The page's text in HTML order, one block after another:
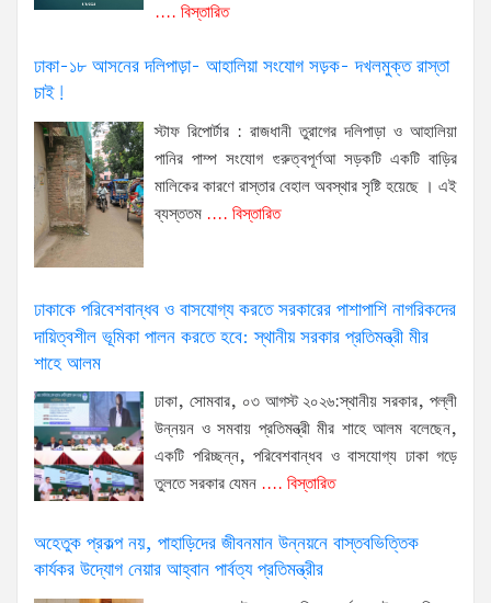
.... বিস্তারিত
ঢাকা-১৮ আসনের দলিপাড়া- আহালিয়া সংযোগ সড়ক- দখলমুক্ত রাস্তা
চাই!
স্টাফ রিপোর্টার : রাজধানী তুরাগের দলিপাড়া ও আহালিয়া
পানির পাম্প সংযোগ গুরুত্বপূর্ণআ সড়কটি একটি বাড়ির
মালিকের কারণে রাস্তার বেহাল অবস্থার সৃষ্টি হয়েছে । এই
ব্যস্ততম .... বিস্তারিত
ঢাকাকে পরিবেশবান্ধব ও বাসযোগ্য করতে সরকারের পাশাপাশি নাগরিকদের
দায়িত্বশীল ভূমিকা পালন করতে হবে: স্থানীয় সরকার প্রতিমন্ত্রী মীর
শাহে আলম
ঢাকা, সোমবার, ০৩ আগস্ট ২০২৬:স্থানীয় সরকার, পল্লী
উন্নয়ন ও সমবায় প্রতিমন্ত্রী মীর শাহে আলম বলেছেন,
একটি পরিচ্ছন্ন, পরিবেশবান্ধব ও বাসযোগ্য ঢাকা গড়ে
তুলতে সরকার যেমন .... বিস্তারিত
অহেতুক প্রকল্প নয়, পাহাড়িদের জীবনমান উন্নয়নে বাস্তবভিত্তিক
কার্যকর উদ্যোগ নেয়ার আহ্বান পার্বত্য প্রতিমন্ত্রীর